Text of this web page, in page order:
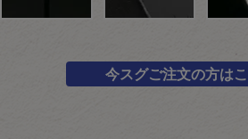
今スグご注文の方は